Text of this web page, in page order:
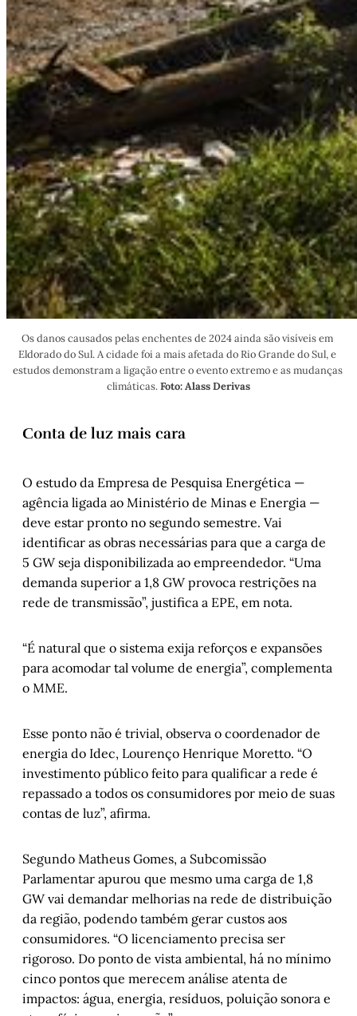
Os danos causados pelas enchentes de 2024 ainda são visíveis em
Eldorado do Sul. A cidade foi a mais afetada do Rio Grande do Sul, e
estudos demonstram a ligação entre o evento extremo e as mudanças
climáticas. Foto: Alass Derivas
Conta de luz mais cara
O estudo da Empresa de Pesquisa Energética —
agência ligada ao Ministério de Minas e Energia —
deve estar pronto no segundo semestre. Vai
identificar as obras necessárias para que a carga de
5 GW seja disponibilizada ao empreendedor. “Uma
demanda superior a 1,8 GW provoca restrições na
rede de transmissão”, justifica a EPE, em nota.
“É natural que o sistema exija reforços e expansões
para acomodar tal volume de energia”, complementa
o MME.
Esse ponto não é trivial, observa o coordenador de
energia do Idec, Lourenço Henrique Moretto. “O
investimento público feito para qualificar a rede é
repassado a todos os consumidores por meio de suas
contas de luz”, afirma.
Segundo Matheus Gomes, a Subcomissão
Parlamentar apurou que mesmo uma carga de 1,8
GW vai demandar melhorias na rede de distribuição
da região, podendo também gerar custos aos
consumidores. “O licenciamento precisa ser
rigoroso. Do ponto de vista ambiental, há no mínimo
cinco pontos que merecem análise atenta de
impactos: água, energia, resíduos, poluição sonora e